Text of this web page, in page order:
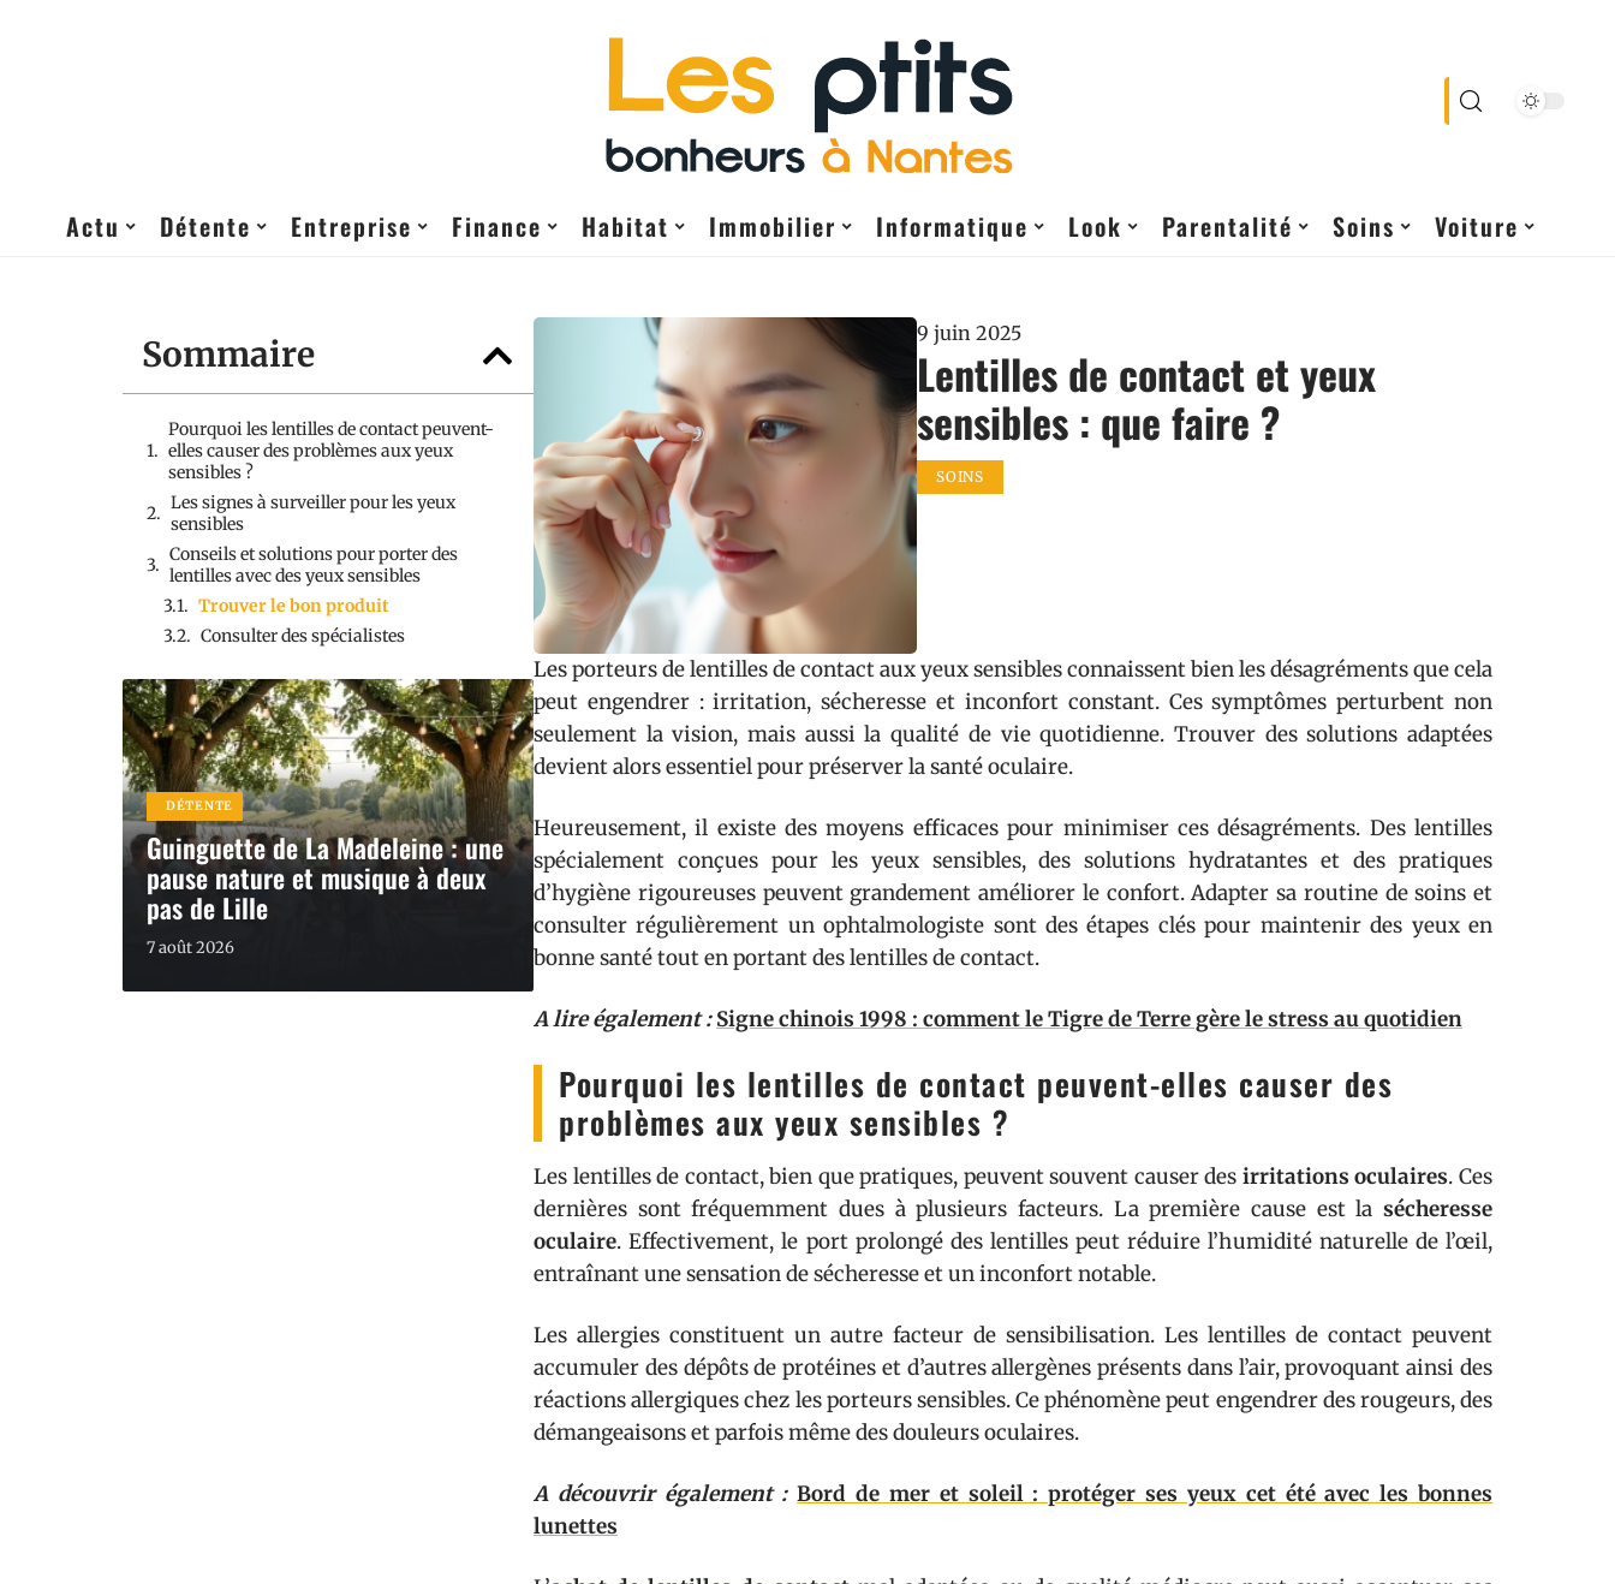
Actu Détente Entreprise Finance Habitat Immobilier Informatique Look Parentalité Soins Voiture
Sommaire
Pourquoi les lentilles de contact peuvent-
elles causer des problèmes aux yeux
sensibles ?
Les signes à surveiller pour les yeux
sensibles
Conseils et solutions pour porter des
lentilles avec des yeux sensibles
Trouver le bon produit
Consulter des spécialistes
DÉTENTE
Guinguette de La Madeleine : une
pause nature et musique à deux
pas de Lille
7 août 2026
9 juin 2025
Lentilles de contact et yeux
sensibles : que faire ?
SOINS
Les porteurs de lentilles de contact aux yeux sensibles connaissent bien les désagréments que cela
peut engendrer : irritation, sécheresse et inconfort constant. Ces symptômes perturbent non
seulement la vision, mais aussi la qualité de vie quotidienne. Trouver des solutions adaptées
devient alors essentiel pour préserver la santé oculaire.
Heureusement, il existe des moyens efficaces pour minimiser ces désagréments. Des lentilles
spécialement conçues pour les yeux sensibles, des solutions hydratantes et des pratiques
d’hygiène rigoureuses peuvent grandement améliorer le confort. Adapter sa routine de soins et
consulter régulièrement un ophtalmologiste sont des étapes clés pour maintenir des yeux en
bonne santé tout en portant des lentilles de contact.
A lire également : Signe chinois 1998 : comment le Tigre de Terre gère le stress au quotidien
Pourquoi les lentilles de contact peuvent-elles causer des
problèmes aux yeux sensibles ?
Les lentilles de contact, bien que pratiques, peuvent souvent causer des irritations oculaires. Ces
dernières sont fréquemment dues à plusieurs facteurs. La première cause est la sécheresse
oculaire. Effectivement, le port prolongé des lentilles peut réduire l’humidité naturelle de l’œil,
entraînant une sensation de sécheresse et un inconfort notable.
Les allergies constituent un autre facteur de sensibilisation. Les lentilles de contact peuvent
accumuler des dépôts de protéines et d’autres allergènes présents dans l’air, provoquant ainsi des
réactions allergiques chez les porteurs sensibles. Ce phénomène peut engendrer des rougeurs, des
démangeaisons et parfois même des douleurs oculaires.
A découvrir également : Bord de mer et soleil : protéger ses yeux cet été avec les bonnes
lunettes